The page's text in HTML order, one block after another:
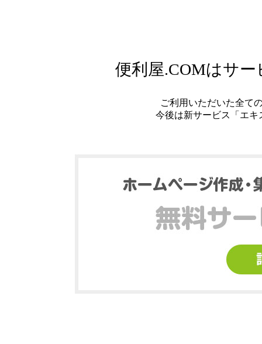
便利屋.COMはサ
ご利用いただいた全て
今後は新サービス「エ